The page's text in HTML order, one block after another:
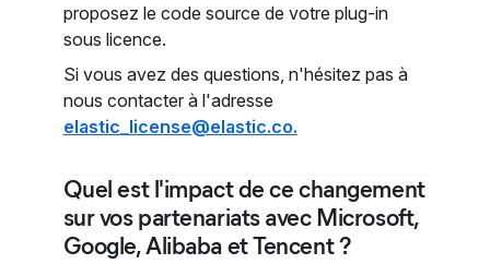
proposez le code source de votre plug-in
sous licence.
Si vous avez des questions, n'hésitez pas à
nous contacter à l'adresse
elastic_license@elastic.co.
Quel est l'impact de ce changement
sur vos partenariats avec Microsoft,
Google, Alibaba et Tencent ?